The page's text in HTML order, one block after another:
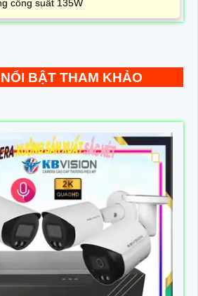
công suất 135W
BẬT THAM KHẢO